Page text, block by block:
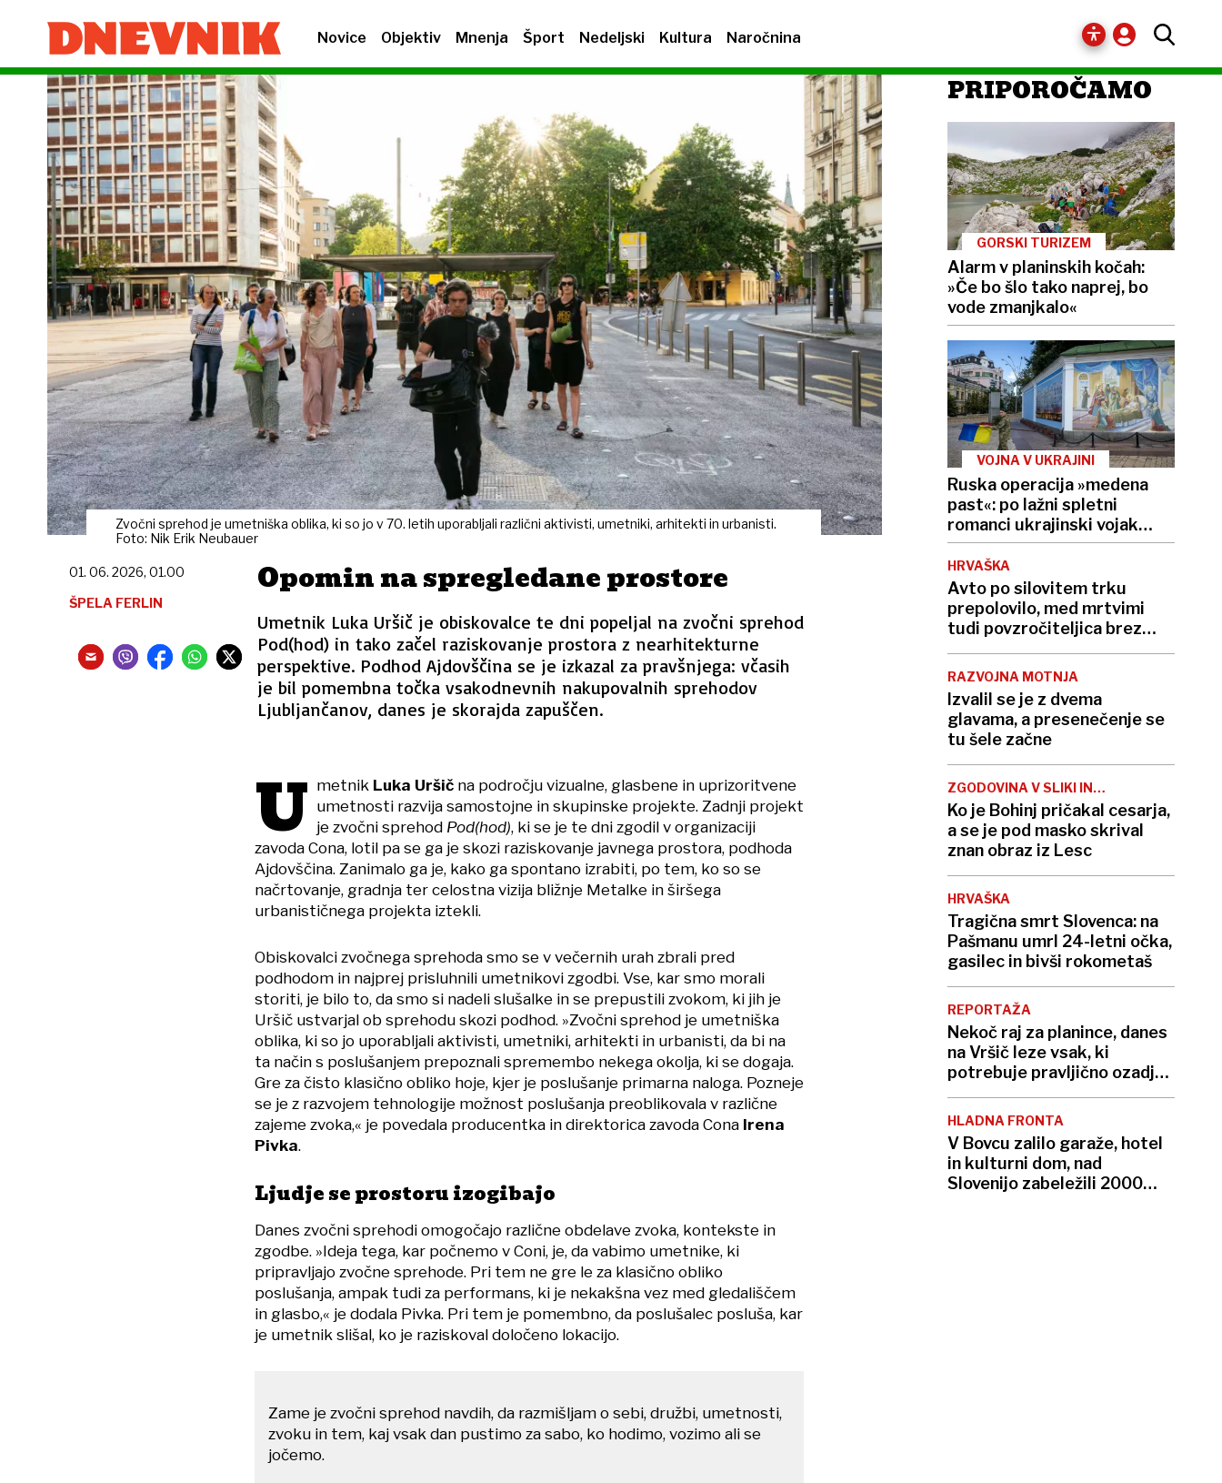
Novice Objektiv Mnenja Šport Nedeljski Kultura Naročnina
Zvočni sprehod je umetniška oblika, ki so jo v 70. letih uporabljali različni aktivisti, umetniki, arhitekti in urbanisti.
Foto: Nik Erik Neubauer
Opomin na spregledane prostore
Umetnik Luka Uršič je obiskovalce te dni popeljal na zvočni sprehod
Pod(hod) in tako začel raziskovanje prostora z nearhitekturne
perspektive. Podhod Ajdovščina se je izkazal za pravšnjega: včasih
je bil pomembna točka vsakodnevnih nakupovalnih sprehodov
Ljubljančanov, danes je skorajda zapuščen.
01. 06. 2026, 01.00
ŠPELA FERLIN
U metnik Luka Uršič na področju vizualne, glasbene in uprizoritvene
umetnosti razvija samostojne in skupinske projekte. Zadnji projekt
je zvočni sprehod Pod(hod), ki se je te dni zgodil v organizaciji
zavoda Cona, lotil pa se ga je skozi raziskovanje javnega prostora, podhoda
Ajdovščina. Zanimalo ga je, kako ga spontano izrabiti, po tem, ko so se
načrtovanje, gradnja ter celostna vizija bližnje Metalke in širšega
urbanističnega projekta iztekli.
Obiskovalci zvočnega sprehoda smo se v večernih urah zbrali pred
podhodom in najprej prisluhnili umetnikovi zgodbi. Vse, kar smo morali
storiti, je bilo to, da smo si nadeli slušalke in se prepustili zvokom, ki jih je
Uršič ustvarjal ob sprehodu skozi podhod. »Zvočni sprehod je umetniška
oblika, ki so jo uporabljali aktivisti, umetniki, arhitekti in urbanisti, da bi na
ta način s poslušanjem prepoznali spremembo nekega okolja, ki se dogaja.
Gre za čisto klasično obliko hoje, kjer je poslušanje primarna naloga. Pozneje
se je z razvojem tehnologije možnost poslušanja preoblikovala v različne
zajeme zvoka,« je povedala producentka in direktorica zavoda Cona Irena
Pivka.
Ljudje se prostoru izogibajo
Danes zvočni sprehodi omogočajo različne obdelave zvoka, kontekste in
zgodbe. »Ideja tega, kar počnemo v Coni, je, da vabimo umetnike, ki
pripravljajo zvočne sprehode. Pri tem ne gre le za klasično obliko
poslušanja, ampak tudi za performans, ki je nekakšna vez med gledališčem
in glasbo,« je dodala Pivka. Pri tem je pomembno, da poslušalec posluša, kar
je umetnik slišal, ko je raziskoval določeno lokacijo.
Zame je zvočni sprehod navdih, da razmišljam o sebi, družbi, umetnosti,
zvoku in tem, kaj vsak dan pustimo za sabo, ko hodimo, vozimo ali se
jočemo.
PRIPOROČAMO
GORSKI TURIZEM
Alarm v planinskih kočah:
»Če bo šlo tako naprej, bo
vode zmanjkalo«
VOJNA V UKRAJINI
Ruska operacija »medena
past«: po lažni spletni
romanci ukrajinski vojak
umrl zaradi zastrupitve
HRVAŠKA
Avto po silovitem trku
prepolovilo, med mrtvimi
tudi povzročiteljica brez
izpita
RAZVOJNA MOTNJA
Izvalil se je z dvema
glavama, a presenečenje se
tu šele začne
ZGODOVINA V SLIKI IN
BESEDI
Ko je Bohinj pričakal cesarja,
a se je pod masko skrival
znan obraz iz Lesc
HRVAŠKA
Tragična smrt Slovenca: na
Pašmanu umrl 24-letni očka,
gasilec in bivši rokometaš
REPORTAŽA
Nekoč raj za planince, danes
na Vršič leze vsak, ki
potrebuje pravljično ozadje
za selfi
HLADNA FRONTA
V Bovcu zalilo garaže, hotel
in kulturni dom, nad
Slovenijo zabeležili 2000